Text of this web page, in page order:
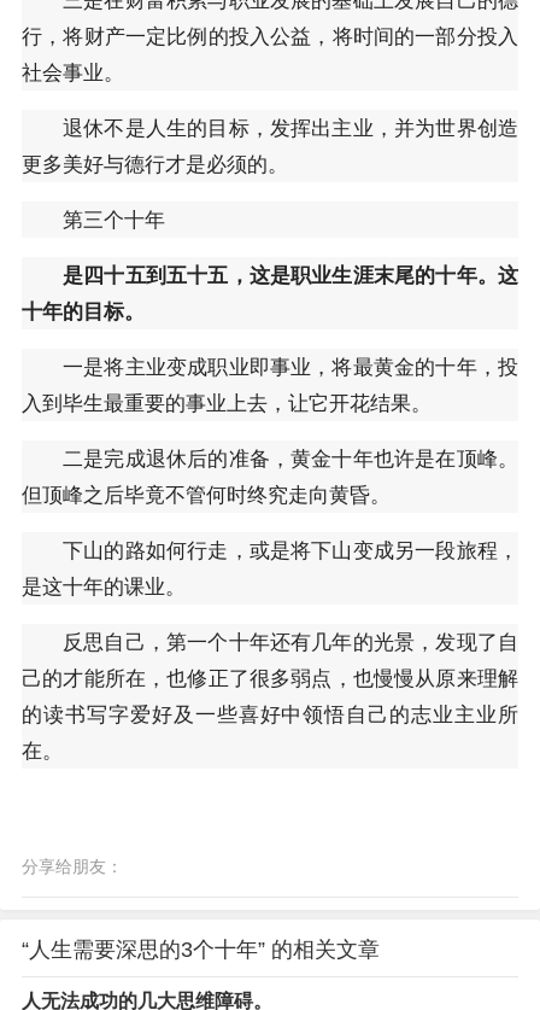
行，将财产一定比例的投入公益，将时间的一部分投入
社会事业。
退休不是人生的目标，发挥出主业，并为世界创造
更多美好与德行才是必须的。
第三个十年
是四十五到五十五，这是职业生涯末尾的十年。这
十年的目标。
一是将主业变成职业即事业，将最黄金的十年，投
入到毕生最重要的事业上去，让它开花结果。
二是完成退休后的准备，黄金十年也许是在顶峰。
但顶峰之后毕竟不管何时终究走向黄昏。
下山的路如何行走，或是将下山变成另一段旅程，
是这十年的课业。
反思自己，第一个十年还有几年的光景，发现了自
己的才能所在，也修正了很多弱点，也慢慢从原来理解
的读书写字爱好及一些喜好中领悟自己的志业主业所
在。
分享给朋友：
“人生需要深思的3个十年” 的相关文章
人无法成功的几大思维障碍。